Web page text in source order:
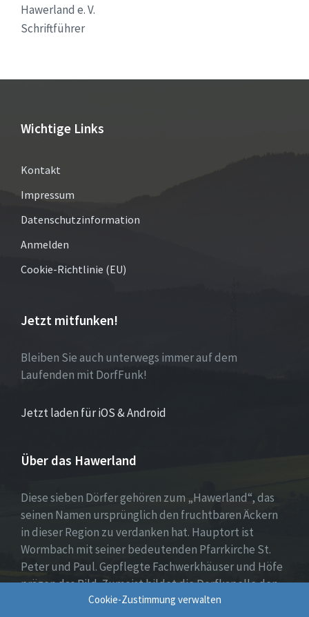
Cookie-Zustimmung verwalten
Hawerland e. V.
Schriftführer
Wichtige Links
Kontakt
Impressum
Datenschutzinformation
Anmelden
Cookie-Richtlinie (EU)
Jetzt mitfunken!
Bleiben Sie auch unterwegs immer auf dem
Laufenden mit DorfFunk!
Jetzt laden für iOS & Android
Über das Hawerland
Diese sieben Dörfer gehören zum „Hawerland“, das
seinen Namen ursprünglich den fruchtbaren Äckern
in dieser Region zu verdanken hat. Hauptort ist
Wormbach mit seiner bedeutenden Pfarrkirche St.
Peter und Paul. Gepflegte Fachwerkhäuser und Höfe
prägen das Bild. Zumeist bildet die Dorfkapelle den
Mittelpunkt, umgeben von Wohnhäusern, Spiel- oder